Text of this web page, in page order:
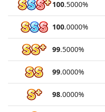
100.5000%
100.0000%
99.5000%
99.0000%
98.0000%